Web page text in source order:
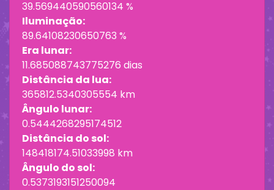
39.569440590560134 %
Iluminação:
89.64108230650763 %
Era lunar:
11.685088743775276 dias
Distância da lua:
365812.5340305554 km
Ângulo lunar:
0.5444268295174512
Distância do sol:
148418174.51033998 km
Ângulo do sol:
0.5373193151250094